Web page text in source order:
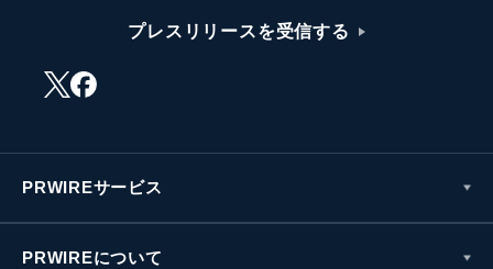
プレスリリースを受信する
PRWIREサービス
PRWIREについて